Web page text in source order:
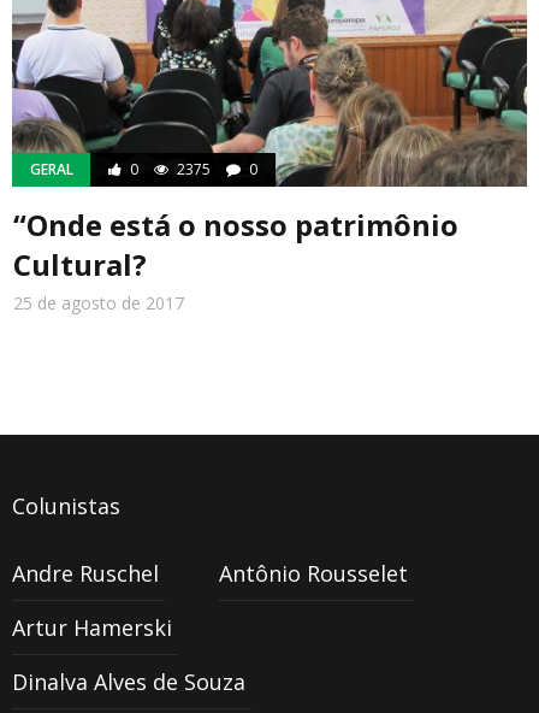
GERAL 0 2375 0
“Onde está o nosso patrimônio
Cultural?
25 de agosto de 2017
Colunistas
Andre Ruschel
Antônio Rousselet
Artur Hamerski
Dinalva Alves de Souza